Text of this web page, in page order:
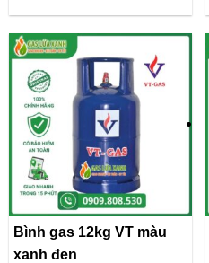
Bình gas 12kg VT màu
xanh đen